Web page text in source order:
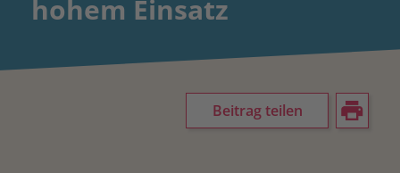
hohem Einsatz
Beitrag teilen